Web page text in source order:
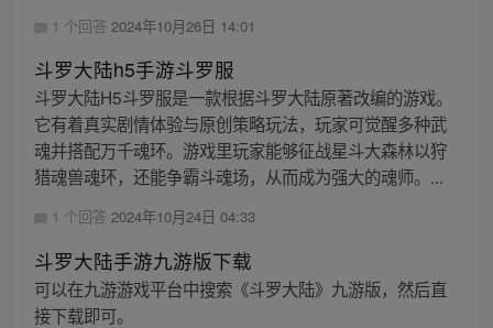
1 个回答 2024年10月26日 14:01
斗罗大陆h5手游斗罗服
斗罗大陆H5斗罗服是一款根据斗罗大陆原著改编的游戏。
它有着真实剧情体验与原创策略玩法，玩家可觉醒多种武
魂并搭配万千魂环。游戏里玩家能够征战星斗大森林以狩
猎魂兽魂环，还能争霸斗魂场，从而成为强大的魂师。...
1 个回答 2024年10月24日 04:33
斗罗大陆手游九游版下载
可以在九游游戏平台中搜索《斗罗大陆》九游版，然后直
接下载即可。